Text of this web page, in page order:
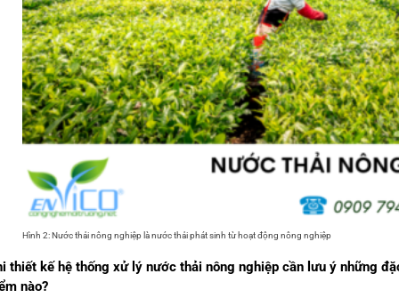
Hình 2: Nước thải nông nghiệp là nước thải phát sinh từ hoạt động nông nghiệp
thiết kế hệ thống xử lý nước thải nông nghiệp cần lưu ý những
nào?